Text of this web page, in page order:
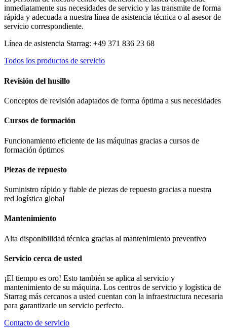
inmediatamente sus necesidades de servicio y las transmite de forma
rápida y adecuada a nuestra línea de asistencia técnica o al asesor de
servicio correspondiente.
Línea de asistencia Starrag: +49 371 836 23 68
Todos los productos de servicio
Revisión del husillo
Conceptos de revisión adaptados de forma óptima a sus necesidades
Cursos de formación
Funcionamiento eficiente de las máquinas gracias a cursos de
formación óptimos
Piezas de repuesto
Suministro rápido y fiable de piezas de repuesto gracias a nuestra
red logística global
Mantenimiento
Alta disponibilidad técnica gracias al mantenimiento preventivo
Servicio cerca de usted
¡El tiempo es oro! Esto también se aplica al servicio y
mantenimiento de su máquina. Los centros de servicio y logística de
Starrag más cercanos a usted cuentan con la infraestructura necesaria
para garantizarle un servicio perfecto.
Contacto de servicio